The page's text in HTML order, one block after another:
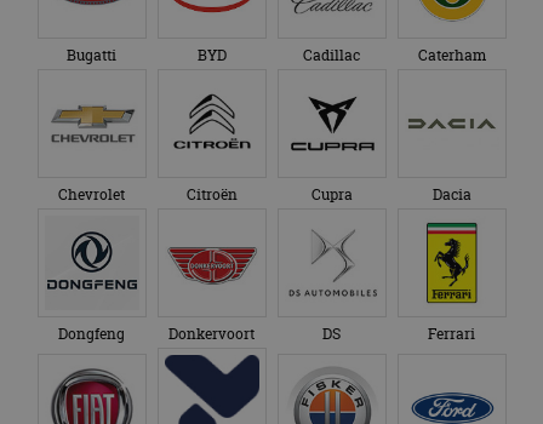
Bugatti BYD Cadillac Caterham
Chevrolet Citroën Cupra Dacia
Dongfeng Donkervoort DS Ferrari